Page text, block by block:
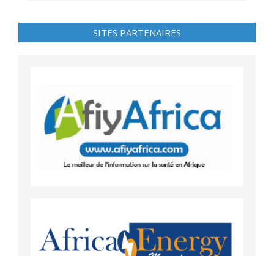
SITES PARTENAIRES